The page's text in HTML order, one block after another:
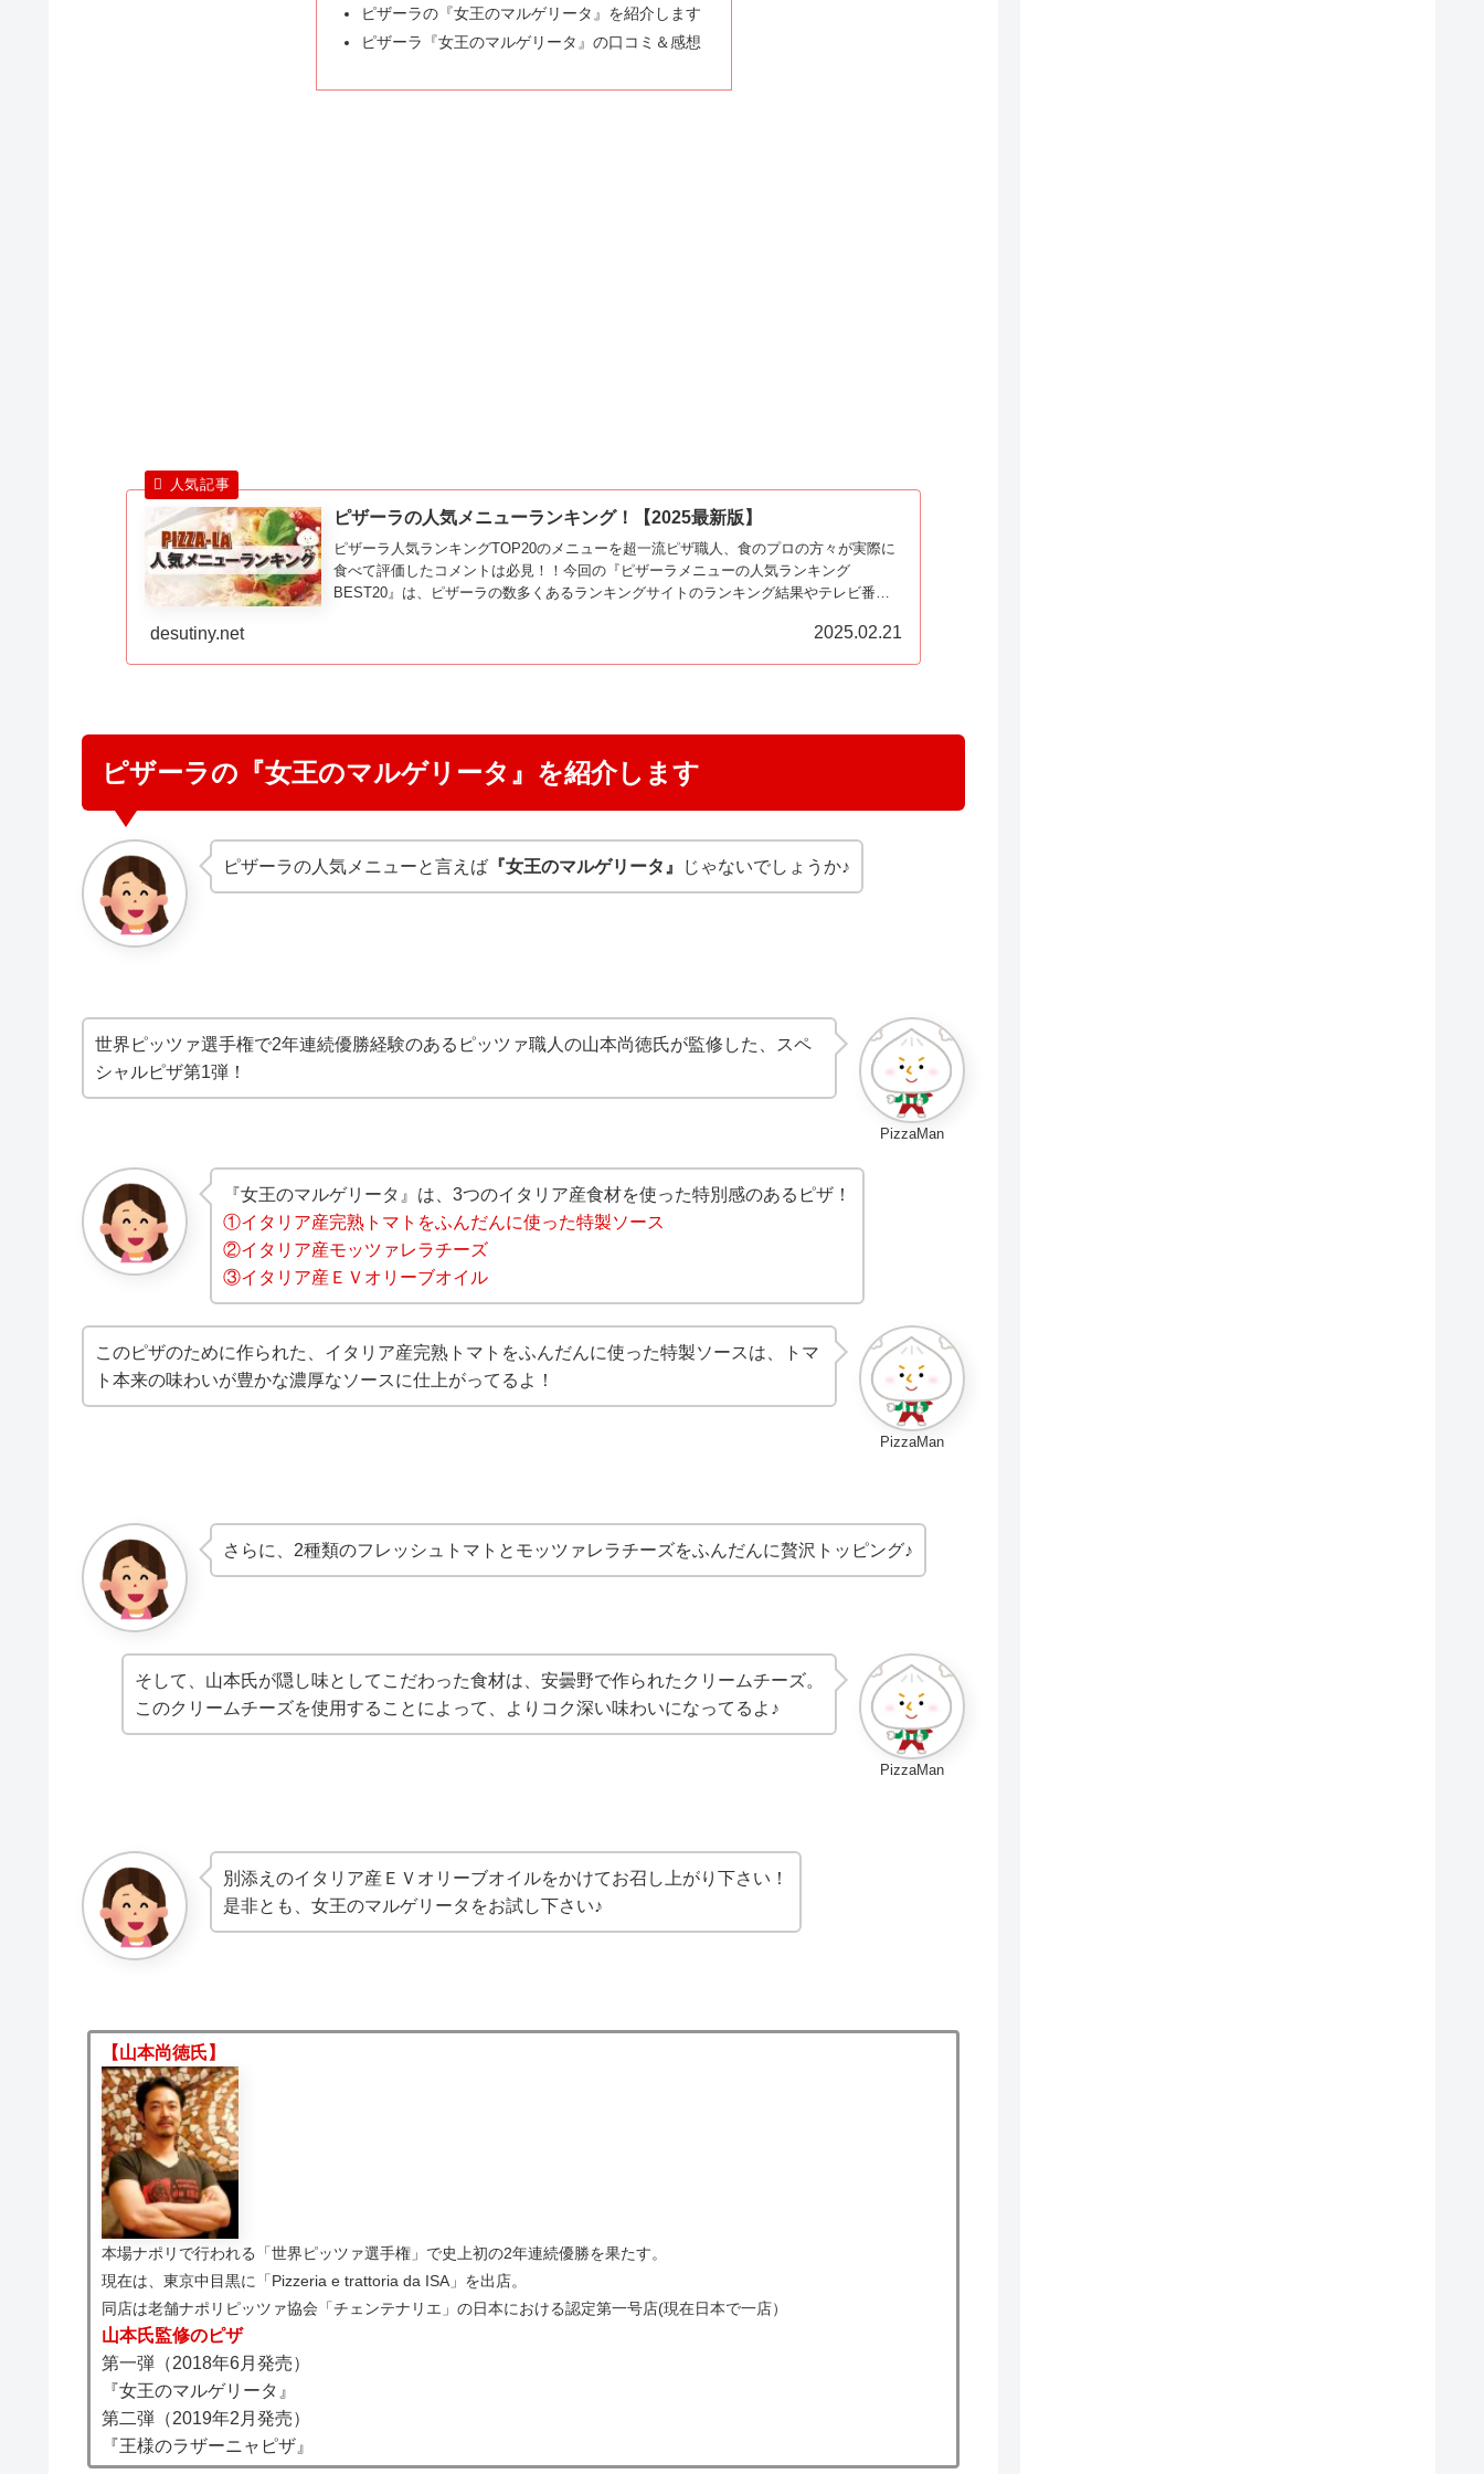
ピザーラの『女王のマルゲリータ』を紹介します
ピザーラ『女王のマルゲリータ』の口コミ＆感想
ピザーラの人気メニューランキング！【2025最新版】
ピザーラ人気ランキングTOP20のメニューを超一流ピザ職人、食のプロの方々が実際に
食べて評価したコメントは必見！！今回の『ピザーラメニューの人気ランキング
BEST20』は、ピザーラの数多くあるランキングサイトのランキング結果やテレビ番組
desutiny.net 2025.02.21
ピザーラの『女王のマルゲリータ』を紹介します
ピザーラの人気メニューと言えば 『女王のマルゲリータ』 じゃないでしょうか♪
PizzaMan
世界ピッツァ選手権で2年連続優勝経験のあるピッツァ職人の山本尚徳氏が監修した、スペ
シャルピザ第1弾！
『女王のマルゲリータ』は、3つのイタリア産食材を使った特別感のあるピザ！
①イタリア産完熟トマトをふんだんに使った特製ソース
②イタリア産モッツァレラチーズ
③イタリア産ＥＶオリーブオイル
PizzaMan
このピザのために作られた、イタリア産完熟トマトをふんだんに使った特製ソースは、トマ
ト本来の味わいが豊かな濃厚なソースに仕上がってるよ！
さらに、2種類のフレッシュトマトとモッツァレラチーズをふんだんに贅沢トッピング♪
PizzaMan
そして、山本氏が隠し味としてこだわった食材は、安曇野で作られたクリームチーズ。
このクリームチーズを使用することによって、よりコク深い味わいになってるよ♪
別添えのイタリア産ＥＶオリーブオイルをかけてお召し上がり下さい！
是非とも、女王のマルゲリータをお試し下さい♪
【山本尚徳氏】
本場ナポリで行われる「世界ピッツァ選手権」で史上初の2年連続優勝を果たす。
現在は、東京中目黒に「Pizzeria e trattoria da ISA」を出店。
同店は老舗ナポリピッツァ協会「チェンテナリエ」の日本における認定第一号店(現在日本で一店）
山本氏監修のピザ
第一弾（2018年6月発売）
『女王のマルゲリータ』
第二弾（2019年2月発売）
『王様のラザーニャピザ』